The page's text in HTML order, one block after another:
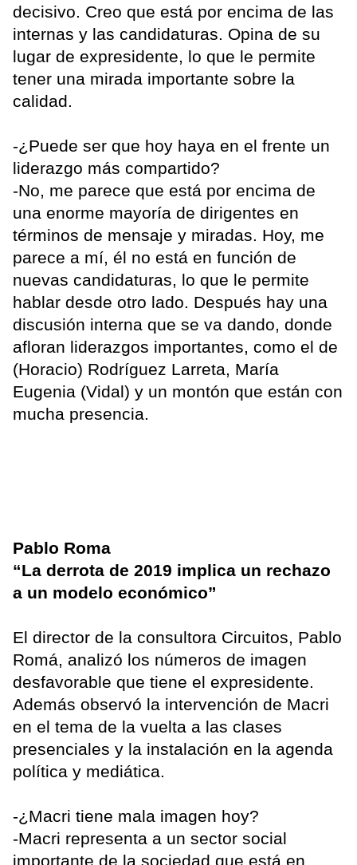
decisivo. Creo que está por encima de las
internas y las candidaturas. Opina de su
lugar de expresidente, lo que le permite
tener una mirada importante sobre la
calidad.
-¿Puede ser que hoy haya en el frente un
liderazgo más compartido?
-No, me parece que está por encima de
una enorme mayoría de dirigentes en
términos de mensaje y miradas. Hoy, me
parece a mí, él no está en función de
nuevas candidaturas, lo que le permite
hablar desde otro lado. Después hay una
discusión interna que se va dando, donde
afloran liderazgos importantes, como el de
(Horacio) Rodríguez Larreta, María
Eugenia (Vidal) y un montón que están con
mucha presencia.
Pablo Roma
“La derrota de 2019 implica un rechazo
a un modelo económico”
El director de la consultora Circuitos, Pablo
Romá, analizó los números de imagen
desfavorable que tiene el expresidente.
Además observó la intervención de Macri
en el tema de la vuelta a las clases
presenciales y la instalación en la agenda
política y mediática.
-¿Macri tiene mala imagen hoy?
-Macri representa a un sector social
importante de la sociedad que está en